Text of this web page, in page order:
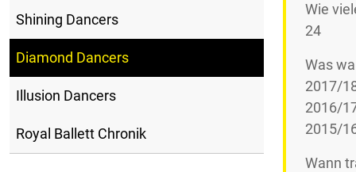
Shining Dancers
Diamond Dancers
Illusion Dancers
Royal Ballett Chronik
Wie
24
Was
2017/
2016/
2015/
Wann